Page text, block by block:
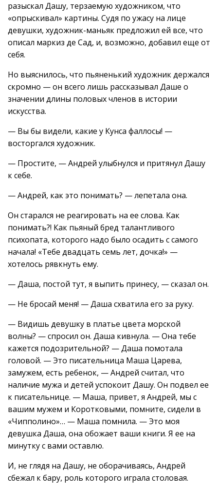
разыскал Дашу, терзаемую художником, что
«опрыскивал» картины. Судя по ужасу на лице
девушки, художник-маньяк предложил ей все, что
описал маркиз де Сад, и, возможно, добавил еще от
себя.
Но выяснилось, что пьяненький художник держался
скромно — он всего лишь рассказывал Даше о
значении длины половых членов в истории
искусства.
— Вы бы видели, какие у Кунса фаллосы! —
восторгался художник.
— Простите, — Андрей улыбнулся и притянул Дашу
к себе.
— Андрей, как это понимать? — лепетала она.
Он старался не реагировать на ее слова. Как
понимать?! Как пьяный бред талантливого
психопата, которого надо было осадить с самого
начала! «Тебе двадцать семь лет, дочка!» —
хотелось рявкнуть ему.
— Даша, постой тут, я выпить принесу, — сказал он.
— Не бросай меня! — Даша схватила его за руку.
— Видишь девушку в платье цвета морской
волны? — спросил он. Даша кивнула. — Она тебе
кажется подозрительной? — Даша помотала
головой. — Это писательница Маша Царева,
замужем, есть ребенок, — Андрей считал, что
наличие мужа и детей успокоит Дашу. Он подвел ее
к писательнице. — Маша, привет, я Андрей, мы с
вашим мужем и Коротковыми, помните, сидели в
«Чипполино»… — Маша помнила. — Это моя
девушка Даша, она обожает ваши книги. Я ее на
минутку с вами оставлю.
И, не глядя на Дашу, не оборачиваясь, Андрей
сбежал к бару, роль которого играла столовая.